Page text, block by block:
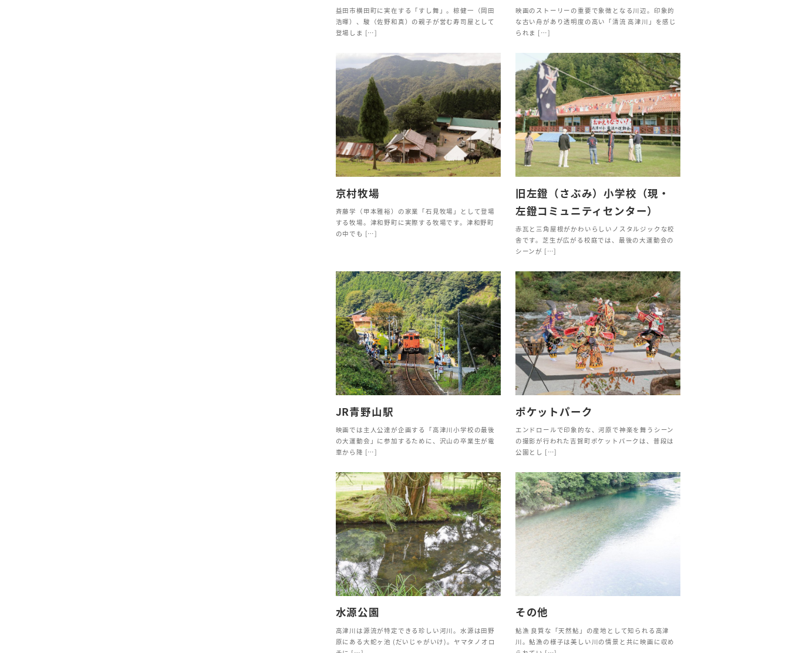
益田市横田町に実在する「すし舞」。椋健一（岡田
浩暉）、駿（佐野和真）の親子が営む寿司屋として
登場しま […]
映画のストーリーの重要で象徴となる川辺。印象的
な古い舟があり透明度の高い「清流 高津川」を感じ
られま […]
京村牧場
斉藤学（甲本雅裕）の家業「石見牧場」として登場
する牧場。津和野町に実際する牧場です。津和野町
の中でも […]
旧左鐙（さぶみ）小学校（現・
左鐙コミュニティセンター）
赤瓦と三角屋根がかわいらしいノスタルジックな校
舎です。芝生が広がる校庭では、最後の大運動会の
シーンが […]
JR青野山駅
映画では主人公達が企画する「高津川小学校の最後
の大運動会」に参加するために、沢山の卒業生が電
車から降 […]
ポケットパーク
エンドロールで印象的な、河原で神楽を舞うシーン
の撮影が行われた吉賀町ポケットパークは、普段は
公園とし […]
水源公園
高津川は源流が特定できる珍しい河川。水源は田野
原にある大蛇ヶ池 (だいじゃがいけ)。ヤマタノオロ
その他
鮎漁 良質な「天然鮎」の産地として知られる高津
川。鮎漁の様子は美しい川の情景と共に映画に収め